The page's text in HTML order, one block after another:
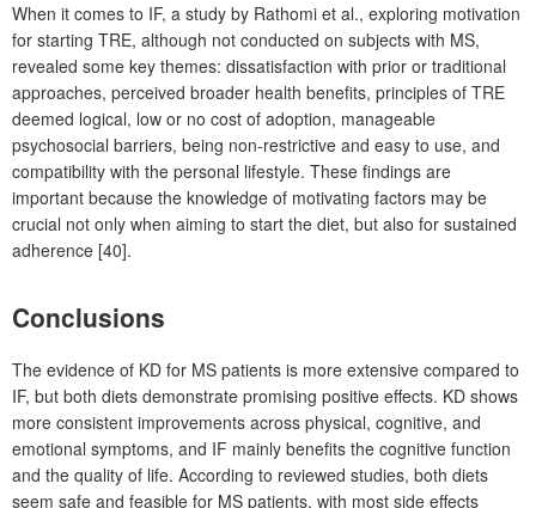
When it comes to IF, a study by Rathomi et al., exploring motivation
for starting TRE, although not conducted on subjects with MS,
revealed some key themes: dissatisfaction with prior or traditional
approaches, perceived broader health benefits, principles of TRE
deemed logical, low or no cost of adoption, manageable
psychosocial barriers, being non-restrictive and easy to use, and
compatibility with the personal lifestyle. These findings are
important because the knowledge of motivating factors may be
crucial not only when aiming to start the diet, but also for sustained
adherence [40].
Conclusions
The evidence of KD for MS patients is more extensive compared to
IF, but both diets demonstrate promising positive effects. KD shows
more consistent improvements across physical, cognitive, and
emotional symptoms, and IF mainly benefits the cognitive function
and the quality of life. According to reviewed studies, both diets
seem safe and feasible for MS patients, with most side effects